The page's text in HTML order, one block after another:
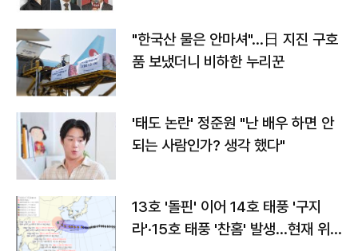
"한국산 물은 안마셔"…日 지진 구호
품 보냈더니 비하한 누리꾼
'태도 논란' 정준원 "난 배우 하면 안
되는 사람인가? 생각 했다"
13호 '돌핀' 이어 14호 태풍 '구지
라'·15호 태풍 '찬홈' 발생…현재 위